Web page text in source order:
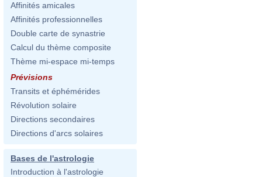
Affinités amicales
Affinités professionnelles
Double carte de synastrie
Calcul du thème composite
Thème mi-espace mi-temps
Prévisions
Transits et éphémérides
Révolution solaire
Directions secondaires
Directions d'arcs solaires
Bases de l'astrologie
Introduction à l'astrologie